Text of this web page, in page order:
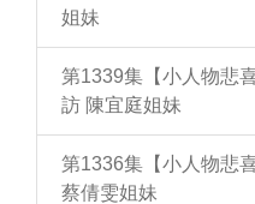
姐妹
第1339集【小人物悲
訪 陳宜庭姐妹
第1336集【小人物悲
蔡倩雯姐妹